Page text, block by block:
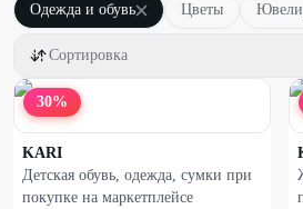
Одежда и обувь Цветы
Сортировка
30%
KARI
Детская обувь, одежда, сумки при
покупке на маркетплейсе